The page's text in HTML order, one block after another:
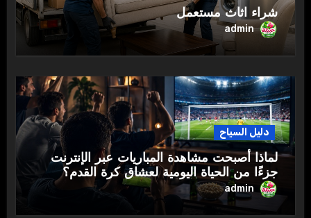
شراء اثاث مستعمل
admin
دليل السياح
لماذا أصبحت مشاهدة المباريات عبر الإنترنت
جزءًا من الحياة اليومية لعشاق كرة القدم؟
admin